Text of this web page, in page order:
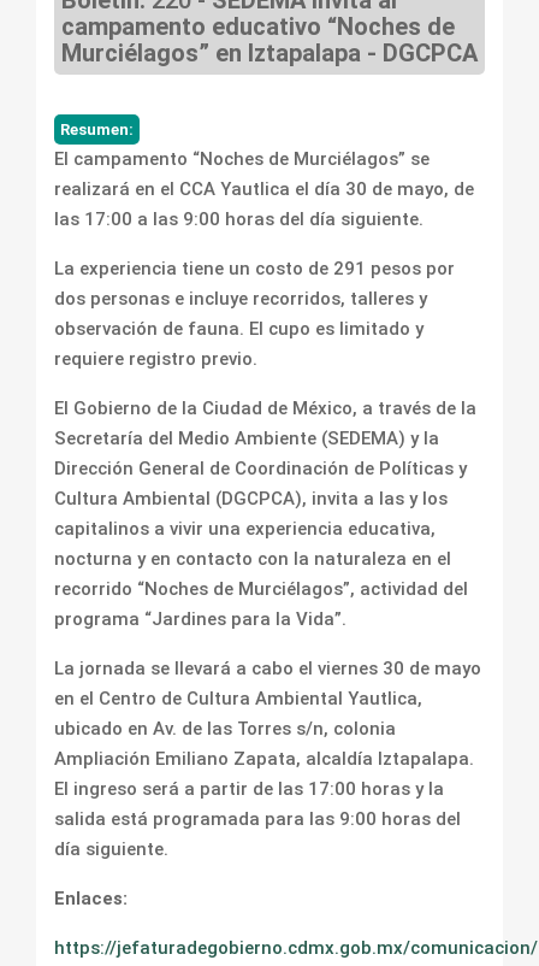
campamento educativo “Noches de
Murciélagos” en Iztapalapa - DGCPCA
Resumen:
El campamento “Noches de Murciélagos” se
realizará en el CCA Yautlica el día 30 de mayo, de
las 17:00 a las 9:00 horas del día siguiente.
La experiencia tiene un costo de 291 pesos por
dos personas e incluye recorridos, talleres y
observación de fauna. El cupo es limitado y
requiere registro previo.
El Gobierno de la Ciudad de México, a través de la
Secretaría del Medio Ambiente (SEDEMA) y la
Dirección General de Coordinación de Políticas y
Cultura Ambiental (DGCPCA), invita a las y los
capitalinos a vivir una experiencia educativa,
nocturna y en contacto con la naturaleza en el
recorrido “Noches de Murciélagos”, actividad del
programa “Jardines para la Vida”.
La jornada se llevará a cabo el viernes 30 de mayo
en el Centro de Cultura Ambiental Yautlica,
ubicado en Av. de las Torres s/n, colonia
Ampliación Emiliano Zapata, alcaldía Iztapalapa.
El ingreso será a partir de las 17:00 horas y la
salida está programada para las 9:00 horas del
día siguiente.
Enlaces:
https://jefaturadegobierno.cdmx.gob.mx/